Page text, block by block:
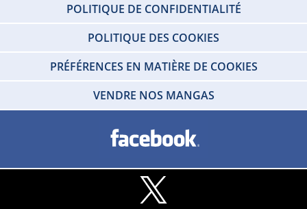
POLITIQUE DE CONFIDENTIALITÉ
POLITIQUE DES COOKIES
PRÉFÉRENCES EN MATIÈRE DE COOKIES
VENDRE NOS MANGAS